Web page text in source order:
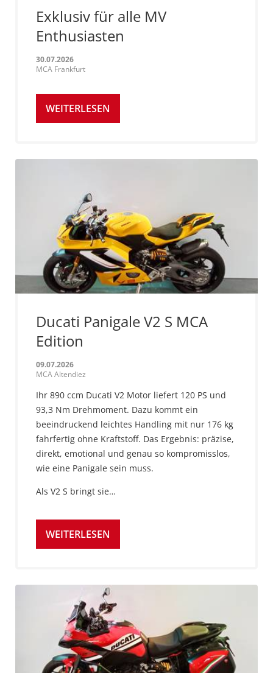
Exklusiv für alle MV
Enthusiasten
30.07.2026
MCA Frankfurt
WEITERLESEN
Ducati Panigale V2 S MCA
Edition
09.07.2026
MCA Altendiez
Ihr 890 ccm Ducati V2 Motor liefert 120 PS und
93,3 Nm Drehmoment. Dazu kommt ein
beeindruckend leichtes Handling mit nur 176 kg
fahrfertig ohne Kraftstoff. Das Ergebnis: präzise,
direkt, emotional und genau so kompromisslos,
wie eine Panigale sein muss.
Als V2 S bringt sie…
WEITERLESEN